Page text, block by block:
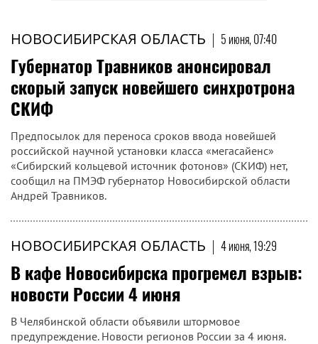
НОВОСИБИРСКАЯ ОБЛАСТЬ | 5 июня, 07:40
Губернатор Травников анонсировал
скорый запуск новейшего синхротрона
СКИФ
Предпосылок для переноса сроков ввода новейшей
российской научной установки класса «мегасайенс»
«Сибирский кольцевой источник фотонов» (СКИФ) нет,
сообщил на ПМЭФ губернатор Новосибирской области
Андрей Травников.
НОВОСИБИРСКАЯ ОБЛАСТЬ | 4 июня, 19:29
В кафе Новосибирска прогремел взрыв:
новости России 4 июня
В Челябинской области объявили штормовое
предупреждение. Новости регионов России за 4 июня.